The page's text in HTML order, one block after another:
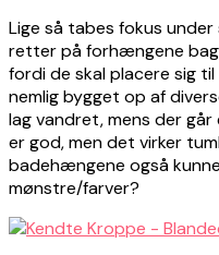
Lige så tabes fokus
retter på forhængene
fordi de skal placere sig
nemlig bygget op af
lag vandret, mens der
er god, men det virker
badehængene også
mønstre/farver?